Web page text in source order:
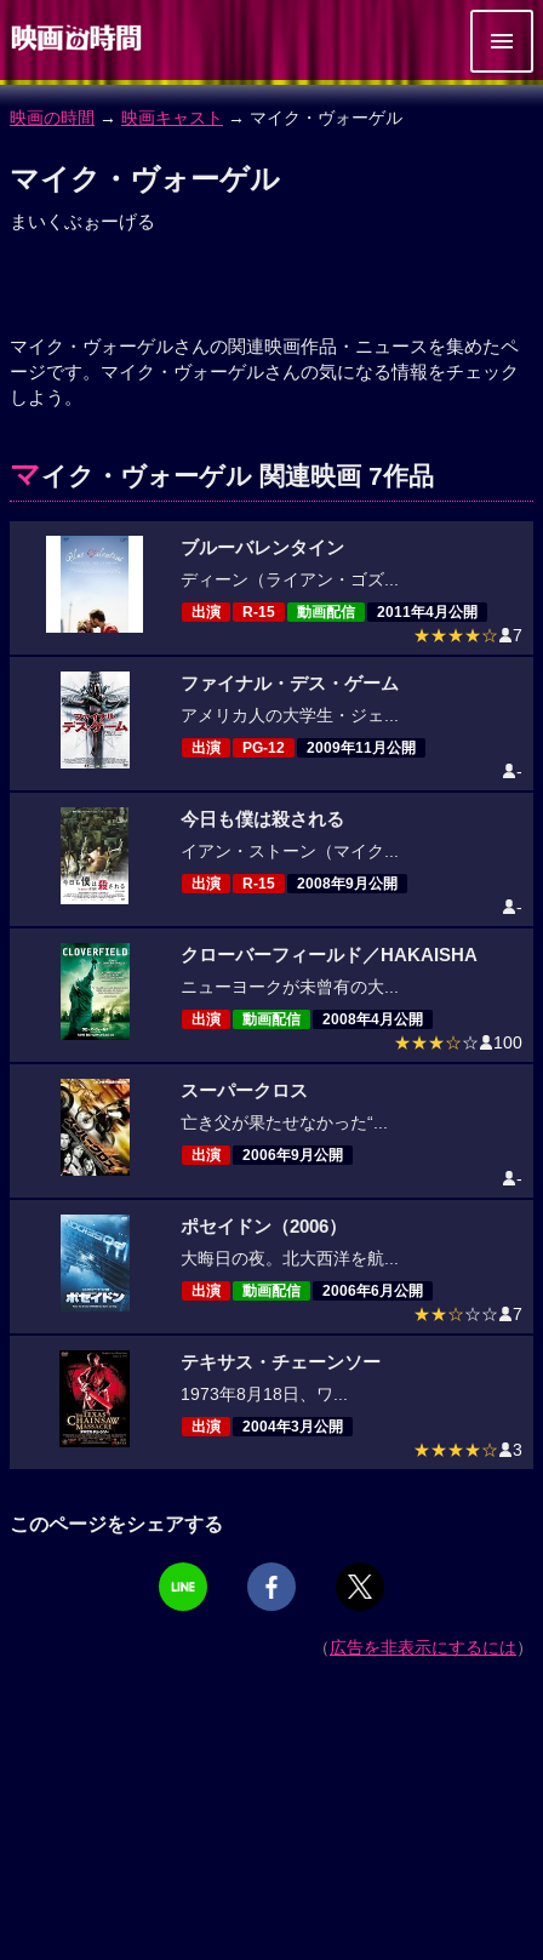
映画の時間 → 映画キャスト → マイク・ヴォーゲル
マイク・ヴォーゲル
まいくぶぉーげる
マイク・ヴォーゲルさんの関連映画作品・ニュースを集めたペ
ージです。マイク・ヴォーゲルさんの気になる情報をチェック
しよう。
マイク・ヴォーゲル 関連映画 7作品
ブルーバレンタイン
ディーン（ライアン・ゴズ...
出演 R-15 動画配信 2011年4月公開
★★★★☆ 7
ファイナル・デス・ゲーム
アメリカ人の大学生・ジェ...
出演 PG-12 2009年11月公開
-
今日も僕は殺される
イアン・ストーン（マイク...
出演 R-15 2008年9月公開
-
クローバーフィールド／HAKAISHA
ニューヨークが未曾有の大...
出演 動画配信 2008年4月公開
★★★☆☆ 100
スーパークロス
亡き父が果たせなかった“...
出演 2006年9月公開
-
ポセイドン（2006）
大晦日の夜。北大西洋を航...
出演 動画配信 2006年6月公開
★★☆☆☆ 7
テキサス・チェーンソー
1973年8月18日、ワ...
出演 2004年3月公開
★★★★☆ 3
このページをシェアする
（広告を非表示にするには）